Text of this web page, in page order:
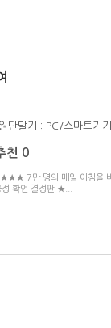
단말기 : PC/스마트기기
천 0
.”★★★ 7만 명의 매일 아
확언 결정판 ★